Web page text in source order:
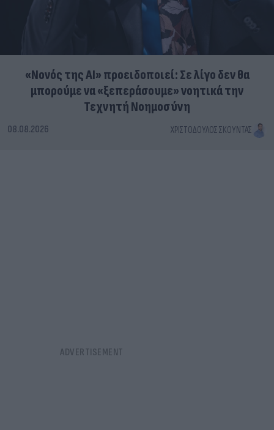
«Νονός της AI» προειδοποιεί: Σε λίγο δεν θα
μπορούμε να «ξεπεράσουμε» νοητικά την
Τεχνητή Νοημοσύνη
08.08.2026 ΧΡΙΣΤΌΔΟΥΛΟΣ ΣΚΟΎΝΤΑΣ